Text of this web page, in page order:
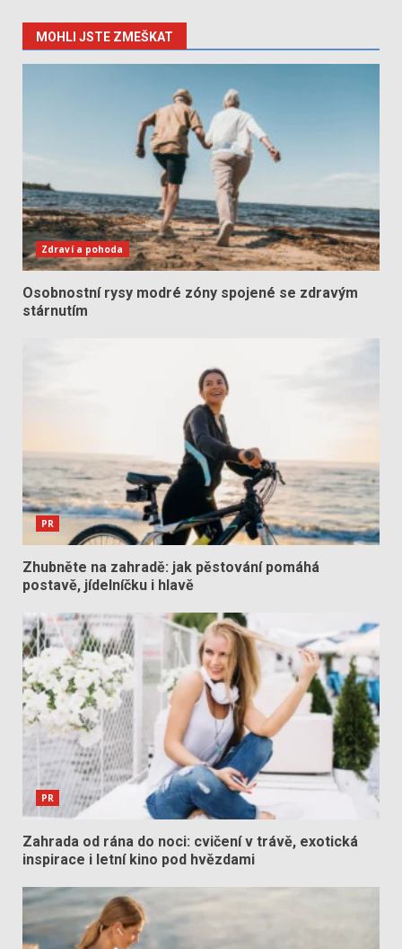
MOHLI JSTE ZMEŠKAT
Zdraví a pohoda
Osobnostní rysy modré zóny spojené se zdravým
stárnutím
PR
Zhubněte na zahradě: jak pěstování pomáhá
postavě, jídelníčku i hlavě
PR
Zahrada od rána do noci: cvičení v trávě, exotická
inspirace i letní kino pod hvězdami